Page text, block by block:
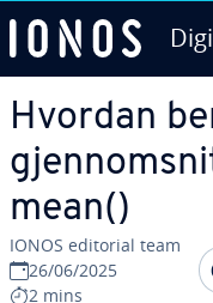
Hvordan
mean()
IONOS editorial team
26/06/2025
2 mins